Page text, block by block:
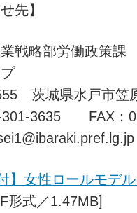
先】
戦略部労働政策
茨城県水戸市笠
301-3635 FAX：
】女性ロールモデ
形式／1.47MB]